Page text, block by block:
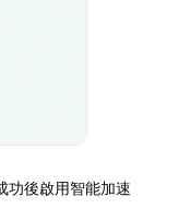
功後啟用智能加速